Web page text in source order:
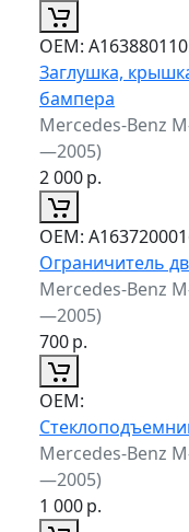
ОЕМ:
Заглушка,
бампера
Mercedes-Benz
—2005)
2 000р.
ОЕМ:
Ограничитель
Mercedes-Benz
—2005)
700р.
ОЕМ:
Mercedes-Benz
—2005)
1 000р.